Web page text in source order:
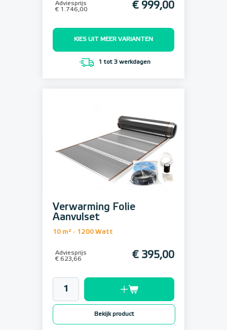
Adviesprijs
€ 1.746,00
€ 999,00
KIES UIT MEER VARIANTEN
1 tot 3 werkdagen
Verwarming Folie
Aanvulset
10 m² - 1200 Watt
Adviesprijs
€ 623,66
€ 395,00
Bekijk product